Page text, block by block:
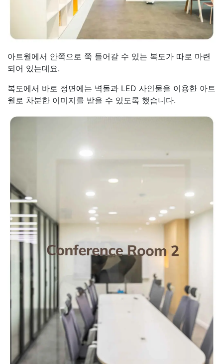
아트월에서 안쪽으로 쭉 들어갈 수 있는 복도가 따로 마련
되어 있는데요.
복도에서 바로 정면에는 벽돌과 LED 사인물을 이용한 아트
월로 차분한 이미지를 받을 수 있도록 했습니다.